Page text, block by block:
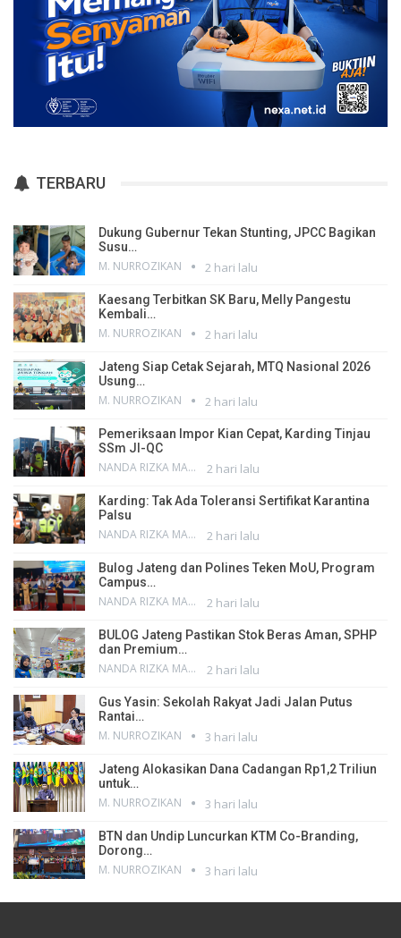
TERBARU
Dukung Gubernur Tekan Stunting, JPCC Bagikan
Susu…
M. NURROZIKAN 2 hari lalu
Kaesang Terbitkan SK Baru, Melly Pangestu
Kembali…
M. NURROZIKAN 2 hari lalu
Jateng Siap Cetak Sejarah, MTQ Nasional 2026
Usung…
M. NURROZIKAN 2 hari lalu
Pemeriksaan Impor Kian Cepat, Karding Tinjau
SSm JI-QC
NANDA RIZKA MAHENDRA 2 hari lalu
Karding: Tak Ada Toleransi Sertifikat Karantina
Palsu
NANDA RIZKA MAHENDRA 2 hari lalu
Bulog Jateng dan Polines Teken MoU, Program
Campus…
NANDA RIZKA MAHENDRA 2 hari lalu
BULOG Jateng Pastikan Stok Beras Aman, SPHP
dan Premium…
NANDA RIZKA MAHENDRA 2 hari lalu
Gus Yasin: Sekolah Rakyat Jadi Jalan Putus
Rantai…
M. NURROZIKAN 3 hari lalu
Jateng Alokasikan Dana Cadangan Rp1,2 Triliun
untuk…
M. NURROZIKAN 3 hari lalu
BTN dan Undip Luncurkan KTM Co-Branding,
Dorong…
M. NURROZIKAN 3 hari lalu